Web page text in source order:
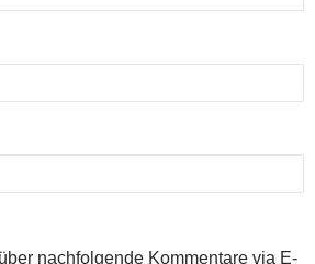
nachfolgende Kommentare via E-